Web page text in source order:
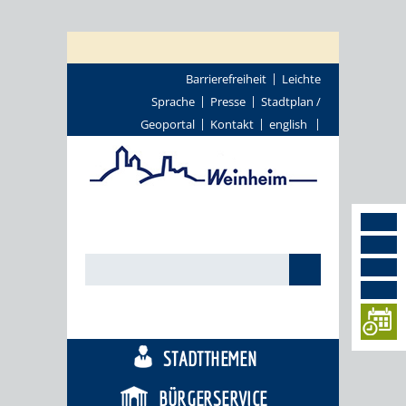
Barrierefreiheit
Leichte
Sprache
Presse
Stadtplan /
Geoportal
Kontakt english
STADTTHEMEN
BÜRGERSERVICE